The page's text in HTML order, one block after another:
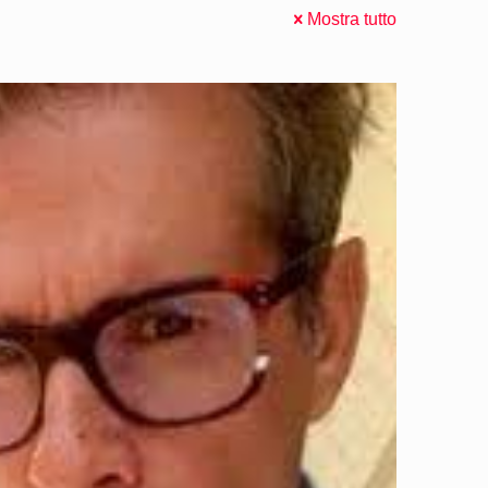
Mostra tutto